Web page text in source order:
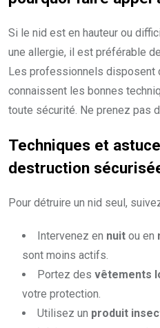
Si le nid est en hauteur ou
une allergie, il est préférable
Les professionnels disposent
connaissent les bonnes
toute sécurité. Ne prenez pas
Techniques et
destruction
Pour détruire un nid seul,
Intervenez en nuit ou en
sont moins actifs.
Portez des vêtements
votre protection.
Utilisez un produit